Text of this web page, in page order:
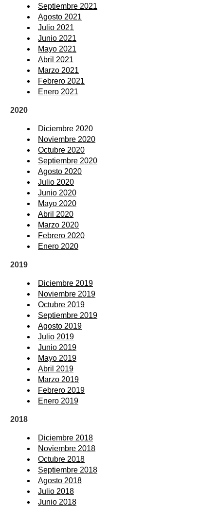
Septiembre 2021
Agosto 2021
Julio 2021
Junio 2021
Mayo 2021
Abril 2021
Marzo 2021
Febrero 2021
Enero 2021
2020
Diciembre 2020
Noviembre 2020
Octubre 2020
Septiembre 2020
Agosto 2020
Julio 2020
Junio 2020
Mayo 2020
Abril 2020
Marzo 2020
Febrero 2020
Enero 2020
2019
Diciembre 2019
Noviembre 2019
Octubre 2019
Septiembre 2019
Agosto 2019
Julio 2019
Junio 2019
Mayo 2019
Abril 2019
Marzo 2019
Febrero 2019
Enero 2019
2018
Diciembre 2018
Noviembre 2018
Octubre 2018
Septiembre 2018
Agosto 2018
Julio 2018
Junio 2018